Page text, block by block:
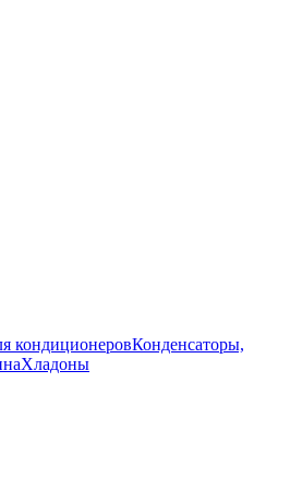
кондиционеровКонденсаторы,
Хладоны